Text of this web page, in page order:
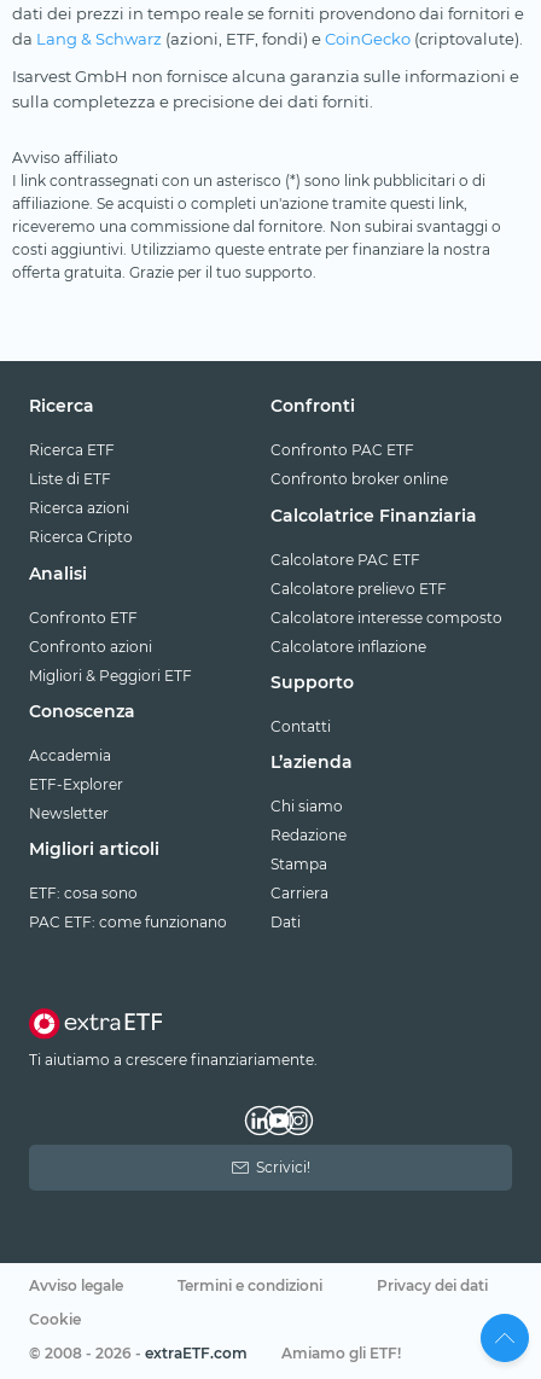
dati dei prezzi in tempo reale se forniti provendono dai fornitori e
da Lang & Schwarz (azioni, ETF, fondi) eCoinGecko (criptovalute).
Isarvest GmbH non fornisce alcuna garanzia sulle informazioni e
sulla completezza e precisione dei dati forniti.
Avviso affiliato
I link contrassegnati con un asterisco (*) sono link pubblicitari o di
affiliazione. Se acquisti o completi un'azione tramite questi link,
riceveremo una commissione dal fornitore. Non subirai svantaggi o
costi aggiuntivi. Utilizziamo queste entrate per finanziare la nostra
offerta gratuita. Grazie per il tuo supporto.
Ricerca
Ricerca ETF
Liste di ETF
Ricerca azioni
Ricerca Cripto
Analisi
Confronto ETF
Confronto azioni
Migliori & Peggiori ETF
Conoscenza
Accademia
ETF-Explorer
Newsletter
Migliori articoli
ETF: cosa sono
PAC ETF: come funzionano
Confronti
Confronto PAC ETF
Confronto broker online
Calcolatrice Finanziaria
Calcolatore PAC ETF
Calcolatore prelievo ETF
Calcolatore interesse composto
Calcolatore inflazione
Supporto
Contatti
L’azienda
Chi siamo
Redazione
Stampa
Carriera
Dati
Ti aiutiamo a crescere finanziariamente.
Scrivici!
Avviso legale Termini e condizioni
Privacy dei dati
Cookie
© 2008 - 2026 - extraETF.com Amiamo gli ETF!